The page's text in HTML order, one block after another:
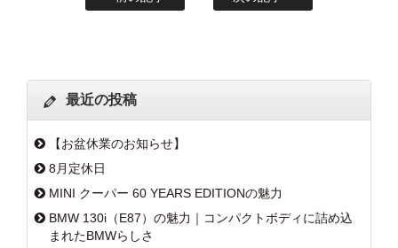
最近の投稿
【お盆休業のお知らせ】
8月定休日
MINI クーパー 60 YEARS EDITIONの魅力
BMW 130i（E87）の魅力｜コンパクトボディに詰め込
まれたBMWらしさ